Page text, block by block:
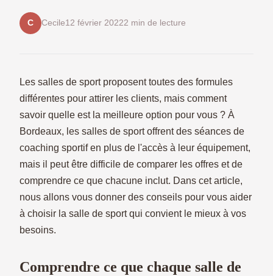
C Cecile12 février 20222 min de lecture
Les salles de sport proposent toutes des formules
différentes pour attirer les clients, mais comment
savoir quelle est la meilleure option pour vous ? À
Bordeaux, les salles de sport offrent des séances de
coaching sportif en plus de l'accès à leur équipement,
mais il peut être difficile de comparer les offres et de
comprendre ce que chacune inclut. Dans cet article,
nous allons vous donner des conseils pour vous aider
à choisir la salle de sport qui convient le mieux à vos
besoins.
Comprendre ce que chaque salle de